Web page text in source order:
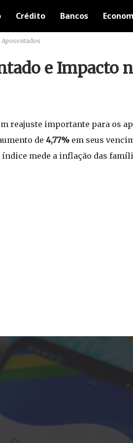
Crédito Bancos
e Impacto
reajuste importante para os
de 4,77% em seus
mede a inflação das